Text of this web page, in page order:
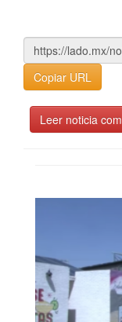
Copiar URL
Leer noticia